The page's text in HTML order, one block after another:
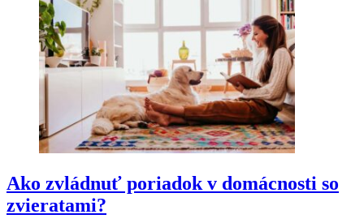
Ako zvládnuť poriadok v domácnosti so
zvieratami?